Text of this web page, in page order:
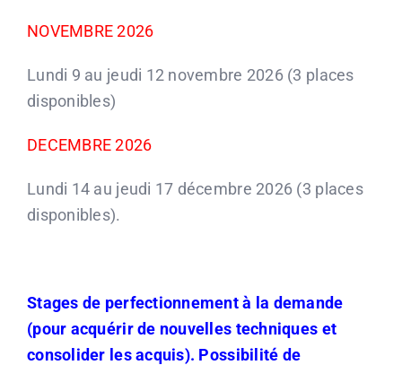
NOVEMBRE 2026
Lundi 9 au jeudi 12 novembre 2026 (3 places
disponibles)
DECEMBRE 2026
Lundi 14 au jeudi 17 décembre 2026 (3 places
disponibles).
Stages de perfectionnement à la demande
(pour acquérir de nouvelles techniques et
consolider les acquis). Possibilité de